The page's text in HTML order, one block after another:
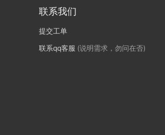
联系我们
提交工单
联系qq客服 (说明需求，勿问在否)